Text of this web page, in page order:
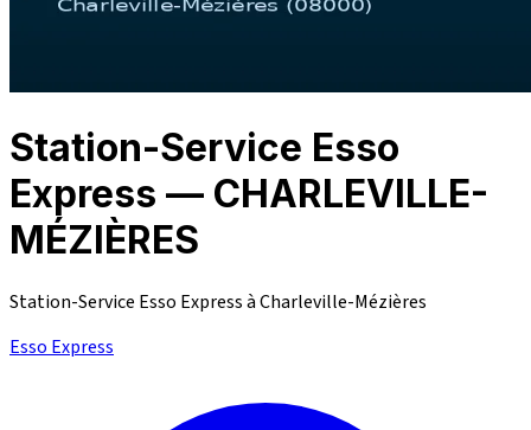
Station-Service Esso
Express — CHARLEVILLE-
MÉZIÈRES
Station-Service Esso Express à Charleville-Mézières
Esso Express